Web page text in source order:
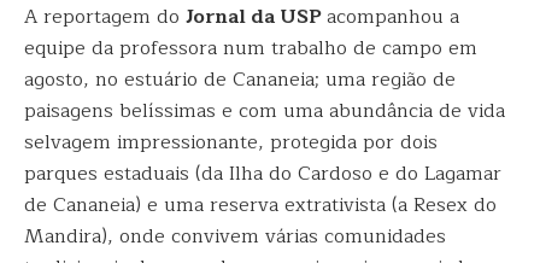
A reportagem do Jornal da USPacompanhou a
equipe da professora num trabalho de campo em
agosto, no estuário de Cananeia; uma região de
paisagens belíssimas e com uma abundância de vida
selvagem impressionante, protegida por dois
parques estaduais (da Ilha do Cardoso e do Lagamar
de Cananeia) e uma reserva extrativista (a Resex do
Mandira), onde convivem várias comunidades